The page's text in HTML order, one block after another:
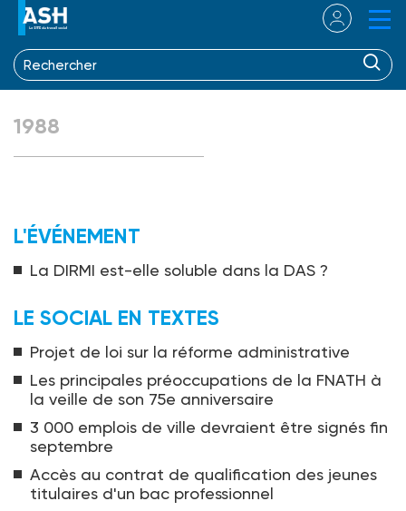
1988
L'ÉVÉNEMENT
La DIRMI est-elle soluble dans la DAS ?
LE SOCIAL EN TEXTES
Projet de loi sur la réforme administrative
Les principales préoccupations de la FNATH à
la veille de son 75e anniversaire
3 000 emplois de ville devraient être signés fin
septembre
Accès au contrat de qualification des jeunes
titulaires d'un bac professionnel